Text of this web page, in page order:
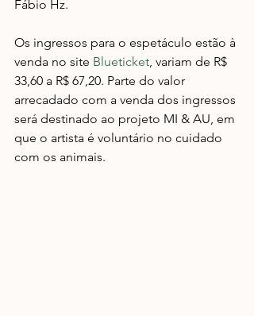
Fábio Hz.
Os ingressos para o espetáculo estão à
venda no site Blueticket, variam de R$
33,60 a R$ 67,20. Parte do valor
arrecadado com a venda dos ingressos
será destinado ao projeto MI & AU, em
que o artista é voluntário no cuidado
com os animais.